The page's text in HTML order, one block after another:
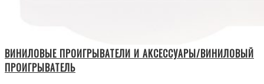
ВИНИЛОВЫЕ ПРОИГРЫВАТЕЛИ И АКСЕССУАРЫ/ВИНИЛОВЫЙ
ПРОИГРЫВАТЕЛЬ